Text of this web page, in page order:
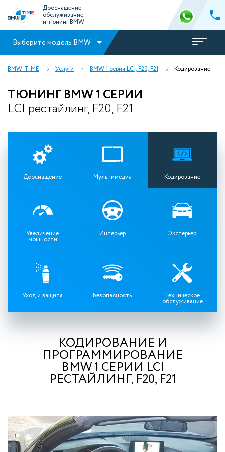
Дооснащение
обслуживание
и тюнинг BMW
Выберите модель BMW
BMW-TIME Услуги BMW 1 серия LCI, F20, F21 Кодирование
ТЮНИНГ BMW 1 СЕРИИ
LCI рестайлинг, F20, F21
Дооснащение Мультимедиа Кодирование
Увеличение
мощности
Интерьер Экстерьер
Уход и защита Безопасность Техническое
обслуживание
КОДИРОВАНИЕ И
ПРОГРАММИРОВАНИЕ
BMW 1 СЕРИИ LCI
РЕСТАЙЛИНГ, F20, F21